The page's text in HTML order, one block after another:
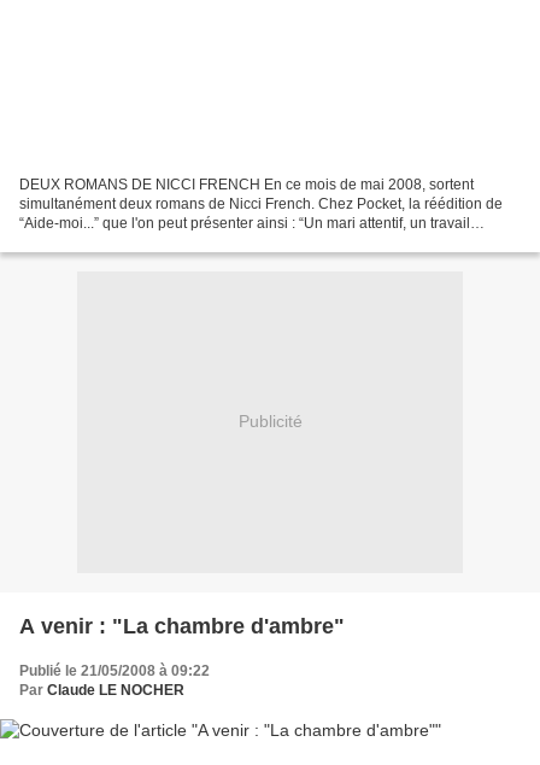
DEUX ROMANS DE NICCI FRENCH En ce mois de mai 2008, sortent
simultanément deux romans de Nicci French. Chez Pocket, la réédition de
“Aide-moi...” que l'on peut présenter ainsi : “Un mari attentif, un travail
Publicité
A venir : "La chambre d'ambre"
Publié le 21/05/2008 à 09:22
Par Claude LE NOCHER